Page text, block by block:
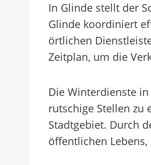
In Glinde stellt der
Glinde koordiniert
örtlichen
Zeitplan, um die
Die Winterdienste
rutschige Stellen zu
Stadtgebiet. Durch
öffentlichen